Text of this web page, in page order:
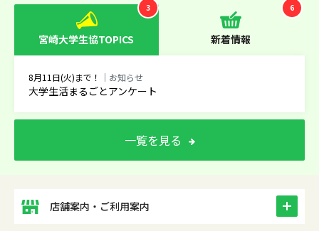
宮崎大学生協TOPICS
3
新着情報
6
8月11日(火)まで！ ｜お知らせ
大学生活まるごとアンケート
一覧を見る
店舗案内・ご利用案内